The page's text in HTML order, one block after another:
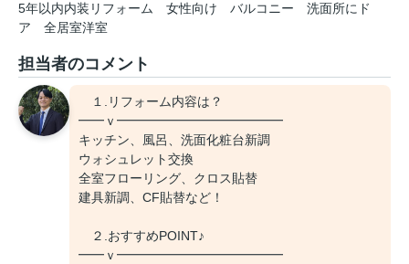
5年以内内装リフォーム 女性向け バルコニー
洗面所にド
ア
全居室洋室
担当者のコメント
１.リフォーム内容は？
━━ｖ━━━━━━━━━━━━━
キッチン、風呂、洗面化粧台新調
ウォシュレット交換
全室フローリング、クロス貼替
建具新調、CF貼替など！
２.おすすめPOINT♪
━━ｖ━━━━━━━━━━━━━